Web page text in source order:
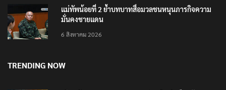
แม่ทัพน้อยที่ 2 ย้ำบทบาทสื่อมวลชนหนุนภารกิจความ
มั่นคงชายแดน
6 สิงหาคม 2026
TRENDING NOW